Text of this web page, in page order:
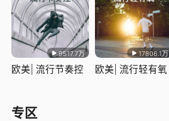
9517.7万
欧美| 流行节奏控
17806.1万
欧美| 流行轻有氧
专区